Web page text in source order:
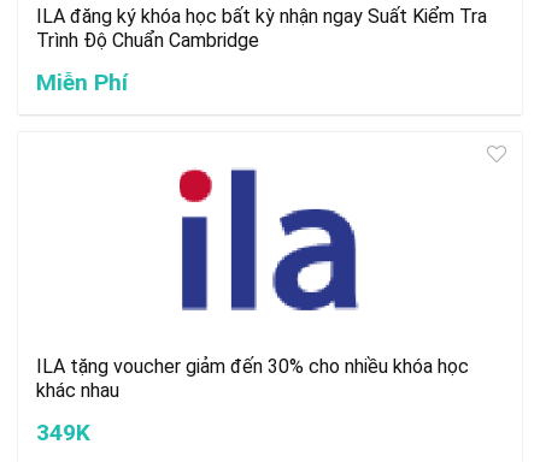
ILA đăng ký khóa học bất kỳ nhận ngay Suất Kiểm Tra
Trình Độ Chuẩn Cambridge
Miễn Phí
ILA tặng voucher giảm đến 30% cho nhiều khóa học
khác nhau
349K